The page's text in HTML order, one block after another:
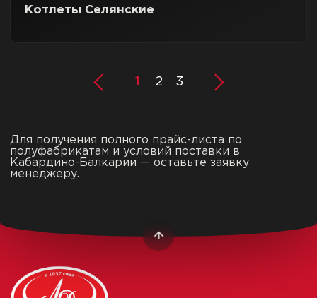
Котлеты Селянские
1 2 3
Для получения полного прайс-листа по
полуфабрикатам и условий поставки в
Кабардино-Балкарии — оставьте заявку
менеджеру.